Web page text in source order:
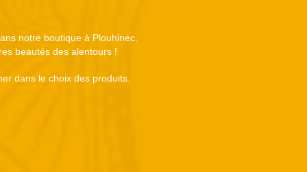
notre boutique à Plouhinec.
beautés des alentours !
dans le choix des produits.